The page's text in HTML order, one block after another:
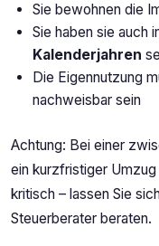
Sie bewohnen die
Sie haben sie auch
Kalenderjahren
Die Eigennutzung
nachweisbar sein
Achtung: Bei einer
ein kurzfristiger
kritisch – lassen Sie
Steuerberater beraten.